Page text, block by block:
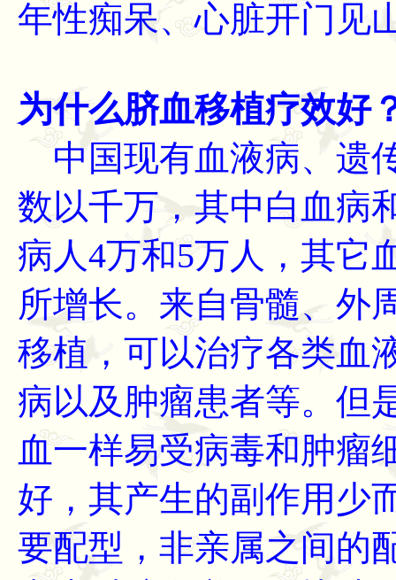
年性痴呆、心脏开门见
为什么脐血移植疗效好
中国现有血液病、遗
数以千万，其中白血病
病人4万和5万人，其它
所增长。来自骨髓、外
移植，可以治疗各类血
病以及肿瘤患者等。但
血一样易受病毒和肿瘤
好，其产生的副作用少
要配型，非亲属之间的